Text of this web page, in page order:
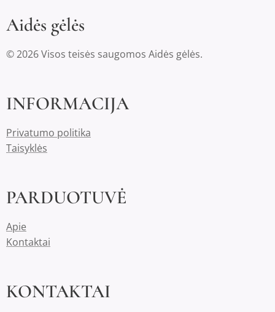
Aidės gėlės
© 2026 Visos teisės saugomos Aidės gėlės.
INFORMACIJA
Privatumo politika
Taisyklės
PARDUOTUVĖ
Apie
Kontaktai
KONTAKTAI